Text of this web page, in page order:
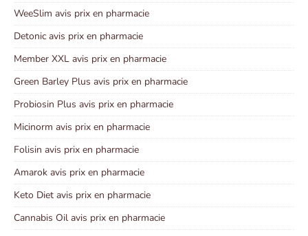
WeeSlim avis prix en pharmacie
Detonic avis prix en pharmacie
Member XXL avis prix en pharmacie
Green Barley Plus avis prix en pharmacie
Probiosin Plus avis prix en pharmacie
Micinorm avis prix en pharmacie
Folisin avis prix en pharmacie
Amarok avis prix en pharmacie
Keto Diet avis prix en pharmacie
Cannabis Oil avis prix en pharmacie